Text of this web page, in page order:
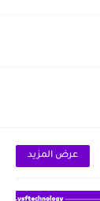
عرض المزيد